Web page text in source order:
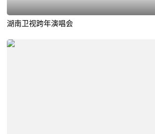
湖南卫视跨年演唱会